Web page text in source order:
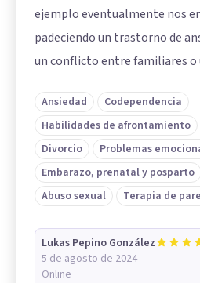
ejemplo eventualmente nos
padeciendo un trastorno de
un conflicto entre familiares o
Ansiedad
Codependencia
Habilidades de afrontamiento
Divorcio
Problemas
Embarazo, prenatal y posparto
Abuso sexual
Terapia de
Lukas Pepino González
5 de agosto de 2024
Online